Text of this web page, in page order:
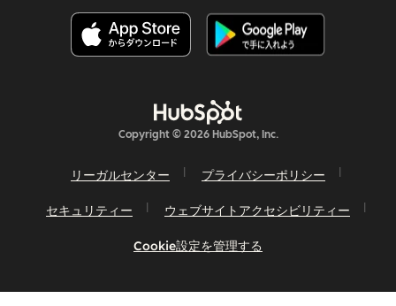
Copyright © 2026 HubSpot, Inc.
リーガルセンター プライバシーポリシー
セキュリティー ウェブサイトアクセシビリティー
Cookie設定を管理する